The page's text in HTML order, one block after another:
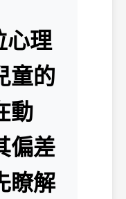
心理
童的
動
偏差
瞭解